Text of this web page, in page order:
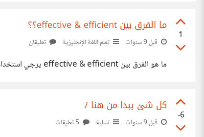
1
ما الفرق بين effective & efficient؟؟
قبل 9 سنوات تعلم اللغة الإنجليزية تعليقان
ما هو الفرق بين effective & efficient يرجي استخدام الشرح المطول
-6
كل شئ يبدا من هنا /
قبل 9 سنوات تسلية